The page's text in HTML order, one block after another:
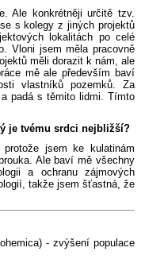
Ale konkrétněji určitě tzv.
s kolegy z jiných projektů
lokalitách po celé
Vloni jsem měla pracovně
měli dorazit k nám, ale
mě ale především baví
vlastníků pozemků. Za
padá s těmito lidmi. Tímto
je tvému srdci nejbližší?
jsem ke kulatinám
Ale baví mě všechny
a ochranu zájmových
takže jsem šťastná, že
- zvýšení populace